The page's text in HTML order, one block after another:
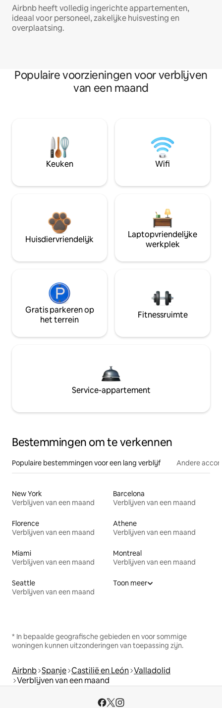
Airbnb heeft volledig ingerichte appartementen,
ideaal voor personeel, zakelijke huisvesting en
overplaatsing.
Populaire voorzieningen voor verblijven
van een maand
Keuken Wifi
Huisdiervriendelijk
Laptopvriendelijke
werkplek
Gratis parkeren op
het terrein
Fitnessruimte
Service-appartement
Bestemmingen om te verkennen
Populaire bestemmingen voor een lang verblijf Andere
New York
Verblijven van een maand
Barcelona
Verblijven van een maand
Florence
Verblijven van een maand
Athene
Verblijven van een maand
Miami
Verblijven van een maand
Montreal
Verblijven van een maand
Seattle
Verblijven van een maand
Toon meer
* In bepaalde geografische gebieden en voor sommige
woningen kunnen uitzonderingen van toepassing zijn.
Airbnb Spanje Castilië en León Valladolid
Verblijven van een maand